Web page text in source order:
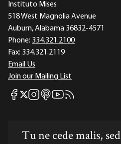
Instituto Mises
518 West Magnolia Avenue
Auburn, Alabama 36832-4571
Phone: 334.321.2100
Fax: 334.321.2119
Email Us
Join our Mailing List
Mises Facebook
Mises X
Mises Instagram
Mises itunes
Mises Youtube
Mises RSS feed
Tu ne cede malis,